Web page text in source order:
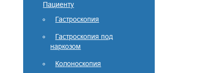
Пациенту
Гастроскопия
Гастроскопия под
наркозом
Колоноскопия